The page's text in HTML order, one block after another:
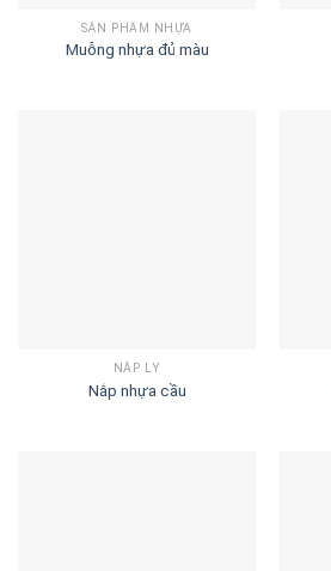
SẢN PHẨM NHỰA
Muỗng nhựa đủ màu
NẮP LY
Nắp nhựa cầu